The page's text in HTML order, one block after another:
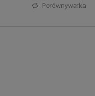
Porównywarka